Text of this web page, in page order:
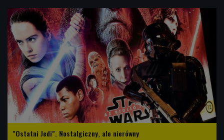
"Ostatni Jedi". Nostalgiczny, ale nierówny